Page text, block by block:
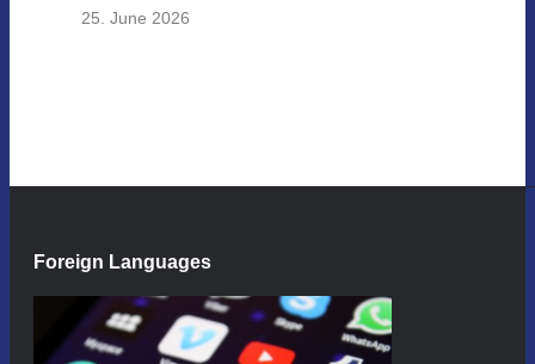
25. June 2026
Foreign Languages